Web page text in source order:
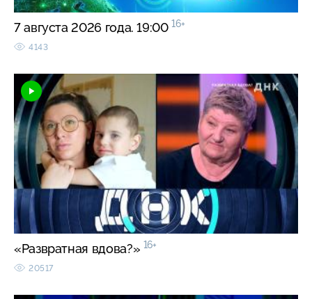
7 августа 2026 года. 19:00 16+
4143
«Развратная вдова?» 16+
20517